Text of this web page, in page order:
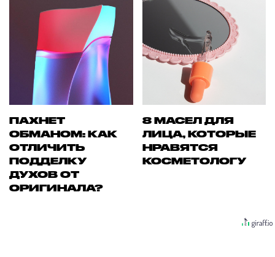
ПАХНЕТ
ОБМАНОМ: КАК
ОТЛИЧИТЬ
ПОДДЕЛКУ
ДУХОВ ОТ
ОРИГИНАЛА?
8 МАСЕЛ ДЛЯ
ЛИЦА, КОТОРЫЕ
НРАВЯТСЯ
КОСМЕТОЛОГУ